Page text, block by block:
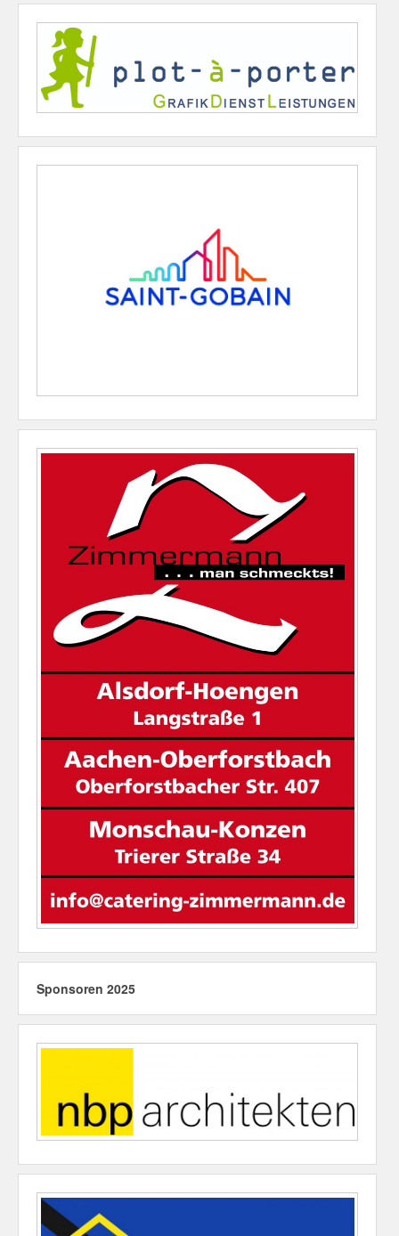
Sponsoren 2025